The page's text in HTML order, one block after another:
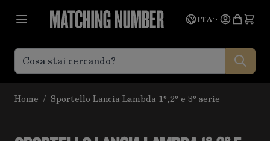
Lingua
ITA
Home / Sportello Lancia Lambda 1°,2° e 3° serie